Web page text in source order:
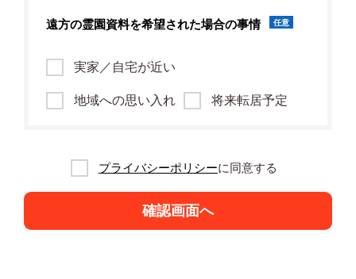
遠方の霊園資料を希望された場合の事情 任意
実家／自宅が近い
地域への思い入れ 将来転居予定
プライバシーポリシーに同意する
確認画面へ